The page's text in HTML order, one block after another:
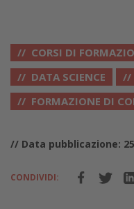
CORSI DI
DATA SCIENCE
FORMAZIONE DI
// Data pubblicazione:
CONDIVIDI: